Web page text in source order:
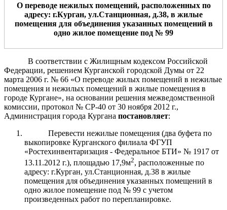
О переводе нежилыхпомещений, расположенныхпо
адресу: г.Курган, ул.Станционная, д.38, в жилые
помещениядля объединенияуказанных помещений в
одно жилое помещение под № 99
В соответствии с Жилищным кодексом Российской
Федерации, решением Курганской городской Думы от 22
марта 2006 г. № 66 «О переводе жилых помещений в нежилые
помещения и нежилых помещений в жилые помещения в
городе Кургане», на основании решения межведомственной
комиссии, протокол № СР-40 от 30 ноября 2012 г.,
Администрация города Кургана постановляет:
Перевести нежилые помещения (два буфета по
выкопировке Курганского филиала ФГУП
«Ростехинвентаризация - Федеральное БТИ» № 1917 от
13.11.2012 г.), площадью 17,9м2, расположенные по
адресу: г.Курган, ул.Станционная, д.38 в жилые
помещения для объединения указанных помещений в
одно жилое помещение под № 99 с учетом
произведенных работ по перепланировке.